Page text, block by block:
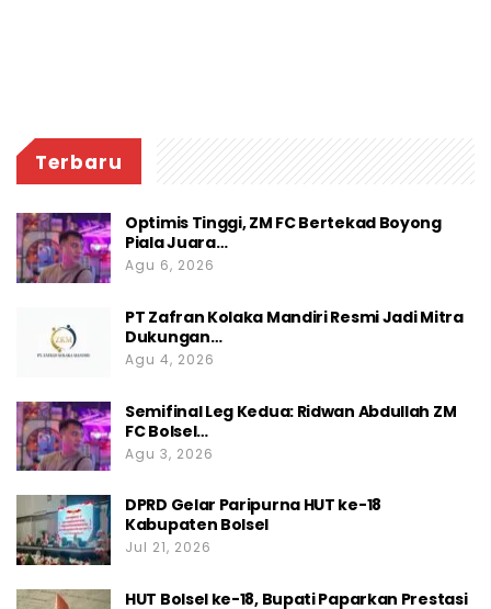
Terbaru
Optimis Tinggi, ZM FC Bertekad Boyong
Piala Juara…
Agu 6, 2026
PT Zafran Kolaka Mandiri Resmi Jadi Mitra
Dukungan…
Agu 4, 2026
Semifinal Leg Kedua: Ridwan Abdullah ZM
FC Bolsel…
Agu 3, 2026
DPRD Gelar Paripurna HUT ke-18
Kabupaten Bolsel
Jul 21, 2026
HUT Bolsel ke-18, Bupati Paparkan Prestasi